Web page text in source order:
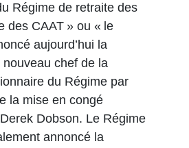
Régime de retraite des
des CAAT » ou « le
aujourd’hui la
nouveau chef de la
du Régime par
la mise en congé
Dobson. Le Régime
annoncé la